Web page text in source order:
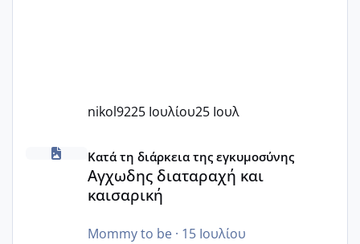
nikol9225 Ιουλίου25 Ιουλ
Αγχωδης διαταραχή και καισαρική
Κατά τη διάρκεια της εγκυμοσύνης
Αγχωδης διαταραχή και
καισαρική
Mommy to be· 15 Ιουλίου